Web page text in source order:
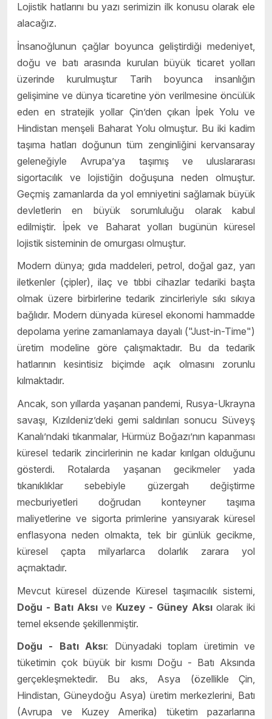
Lojistik hatlarını bu yazı serimizin ilk konusu olarak ele
alacağız.
İnsanoğlunun çağlar boyunca geliştirdiği medeniyet,
doğu ve batı arasında kurulan büyük ticaret yolları
üzerinde kurulmuştur Tarih boyunca insanlığın
gelişimine ve dünya ticaretine yön verilmesine öncülük
eden en stratejik yollar Çin’den çıkan İpek Yolu ve
Hindistan menşeli Baharat Yolu olmuştur. Bu iki kadim
taşıma hatları doğunun tüm zenginliğini kervansaray
geleneğiyle Avrupa’ya taşımış ve uluslararası
sigortacılık ve lojistiğin doğuşuna neden olmuştur.
Geçmiş zamanlarda da yol emniyetini sağlamak büyük
devletlerin en büyük sorumluluğu olarak kabul
edilmiştir. İpek ve Baharat yolları bugünün küresel
lojistik sisteminin de omurgası olmuştur.
Modern dünya; gıda maddeleri, petrol, doğal gaz, yarı
iletkenler (çipler), ilaç ve tıbbi cihazlar tedariki başta
olmak üzere birbirlerine tedarik zincirleriyle sıkı sıkıya
bağlıdır. Modern dünyada küresel ekonomi hammadde
depolama yerine zamanlamaya dayalı ("Just-in-Time")
üretim modeline göre çalışmaktadır. Bu da tedarik
hatlarının kesintisiz biçimde açık olmasını zorunlu
kılmaktadır.
Ancak, son yıllarda yaşanan pandemi, Rusya-Ukrayna
savaşı, Kızıldeniz’deki gemi saldırıları sonucu Süveyş
Kanalı’ndaki tıkanmalar, Hürmüz Boğazı’nın kapanması
küresel tedarik zincirlerinin ne kadar kırılgan olduğunu
gösterdi. Rotalarda yaşanan gecikmeler yada
tıkanıklıklar sebebiyle güzergah değiştirme
mecburiyetleri doğrudan konteyner taşıma
maliyetlerine ve sigorta primlerine yansıyarak küresel
enflasyona neden olmakta, tek bir günlük gecikme,
küresel çapta milyarlarca dolarlık zarara yol
açmaktadır.
Mevcut küresel düzende Küresel taşımacılık sistemi,
Doğu - Batı Aksıve Kuzey - Güney Aksı olarak iki
temel eksende şekillenmiştir.
Doğu - Batı Aksı: Dünyadaki toplam üretimin ve
tüketimin çok büyük bir kısmı Doğu - Batı Aksında
gerçekleşmektedir. Bu aks, Asya (özellikle Çin,
Hindistan, Güneydoğu Asya) üretim merkezlerini, Batı
(Avrupa ve Kuzey Amerika) tüketim pazarlarına